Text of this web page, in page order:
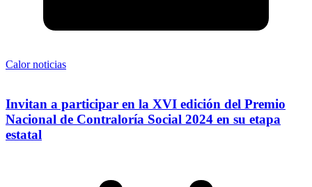
Calor noticias
Invitan a participar en la XVI edición del Premio
Nacional de Contraloría Social 2024 en su etapa
estatal